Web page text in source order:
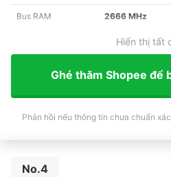
Bus RAM 2666 MHz
Hiển thị tất
Ghé thăm Shopee để
Phản hồi nếu thông tin chưa chuẩn xác
No.4